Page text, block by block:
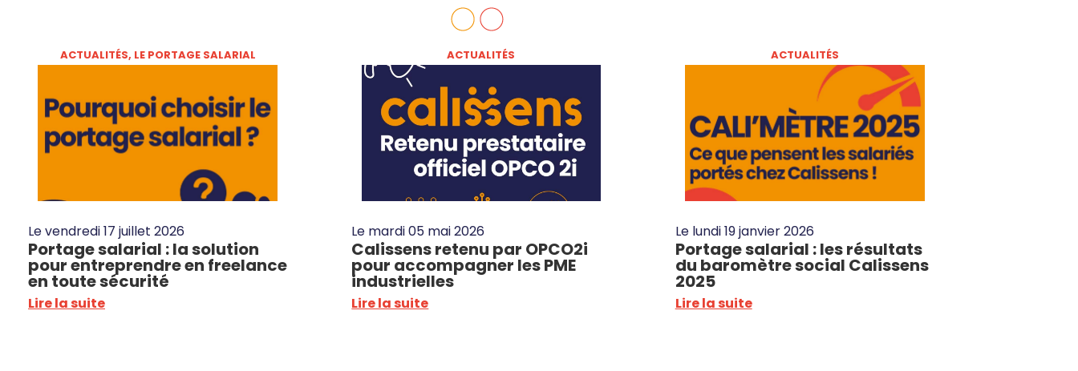
ACTUALITÉS, LE PORTAGE SALARIAL
Levendredi 17 juillet 2026
Portage salarial : la solution
pour entreprendre en freelance
en toute sécurité
Lire la suite
ACTUALITÉS
Le mardi 05 mai 2026
Calissens retenu par OPCO2i
pour accompagner les PME
industrielles
Lire la suite
ACTUALITÉS
Le lundi 19 janvier 2026
Portage salarial : les résultats
du baromètre social Calissens
2025
Lire la suite